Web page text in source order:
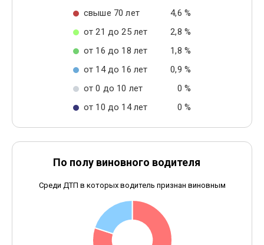
свыше 70 лет
4,6 %
от 21 до 25 лет
2,8 %
от 16 до 18 лет
1,8 %
от 14 до 16 лет
0,9 %
от 0 до 10 лет
0 %
от 10 до 14 лет
0 %
По полу виновного водителя
Среди ДТП в которых водитель признан виновным